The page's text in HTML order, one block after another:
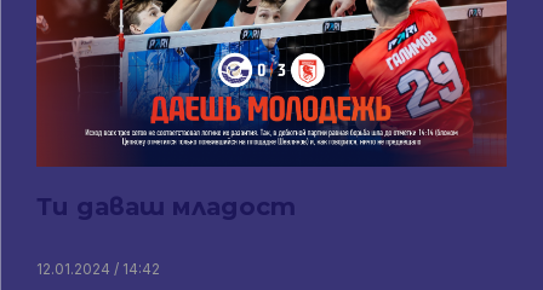
Ти даваш младост
12.01.2024 / 14:42